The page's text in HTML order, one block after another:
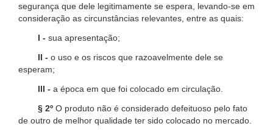
segurança que dele legitimamente se espera, levando-se em
consideração as circunstâncias relevantes, entre as quais:
I - sua apresentação;
II - o uso e os riscos que razoavelmente dele se
esperam;
III - a época em que foi colocado em circulação.
§ 2º O produto não é considerado defeituoso pelo fato
de outro de melhor qualidade ter sido colocado no mercado.